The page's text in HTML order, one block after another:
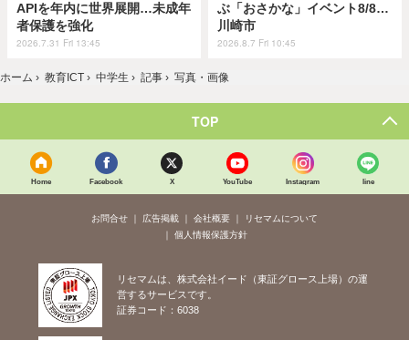
APIを年内に世界展開…未成年
者保護を強化
2026.7.31 Fri 13:45
ぶ「おさかな」イベント8/8…
川崎市
2026.8.7 Fri 10:45
ホーム › 教育ICT › 中学生 › 記事 › 写真・画像
TOP
Home Facebook X YouTube Instagram line
お問合せ 広告掲載 会社概要
リセマムについて
個人情報保護方針
リセマムは、株式会社イード（東証グロース上場）の運
営するサービスです。
証券コード：6038